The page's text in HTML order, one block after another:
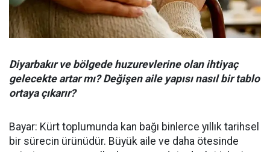
Diyarbakır ve bölgede huzurevlerine olan ihtiyaç
gelecekte artar mı? Değişen aile yapısı nasıl bir tablo
ortaya çıkarır?
Bayar: Kürt toplumunda kan bağı binlerce yıllık tarihsel
bir sürecin ürünüdür. Büyük aile ve daha ötesinde